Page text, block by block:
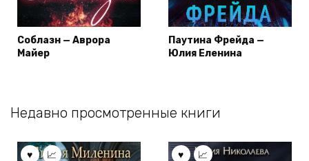
Соблазн — Аврора
Майер
Паутина Фрейда —
Юлия Еленина
Недавно просмотренные книги